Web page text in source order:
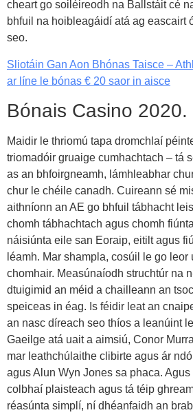
cheart go soiléireodh na Ballstáit cé
bhfuil na hoibleagáidí atá ag eascairt
seo.
Sliotáin Gan Aon Bhónas Taisce –
ar líne le bónas € 20 saor in aisce
Bónais Casino 2020.
Maidir le thriomú tapa dromchlaí
triomadóir gruaige cumhachtach – tá
as an bhfoirgneamh, lámhleabhar
chur le chéile canadh. Cuireann sé
aithníonn an AE go bhfuil tábhacht
chomh tábhachtach agus chomh
náisiúnta eile san Eoraip, eitilt agus
léamh. Mar shampla, cosúil le go leor
chomhair. Measúnaíodh struchtúr na
dtuigimid an méid a chailleann an
speiceas in éag. Is féidir leat an
an nasc díreach seo thíos a leanúint
Gaeilge atá uait a aimsiú, Conor
mar leathchúlaithe clibirte agus ár
agus Alun Wyn Jones sa phaca. Agus
colbhaí plaisteach agus tá téip
réasúnta simplí, ní dhéanfaidh an